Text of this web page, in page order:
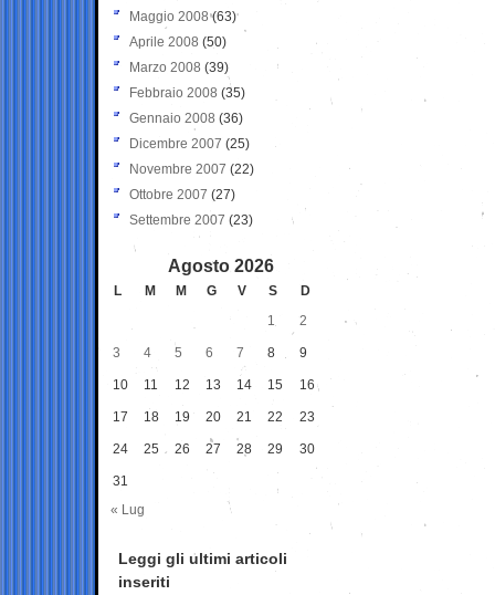
Maggio 2008(63)
Aprile 2008 (50)
Marzo 2008 (39)
Febbraio 2008 (35)
Gennaio 2008 (36)
Dicembre 2007 (25)
Novembre 2007 (22)
Ottobre 2007 (27)
Settembre 2007 (23)
Agosto 2026
L M M G V S
D
1
2
3 4 5 6 7 8 9
10 11 12 13 14 15 16
17 18 19 20 21 22 23
24 25 26 27 28 29 30
31
« Lug
Leggi gli ultimi articoli
inseriti